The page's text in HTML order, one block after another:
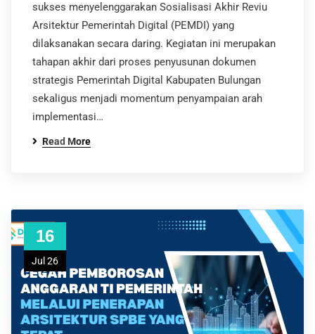
sukses menyelenggarakan Sosialisasi Akhir Reviu
Arsitektur Pemerintah Digital (PEMDI) yang
dilaksanakan secara daring. Kegiatan ini merupakan
tahapan akhir dari proses penyusunan dokumen
strategis Pemerintah Digital Kabupaten Bulungan
sekaligus menjadi momentum penyampaian arah
implementasi…
Read More
16
Jul 26